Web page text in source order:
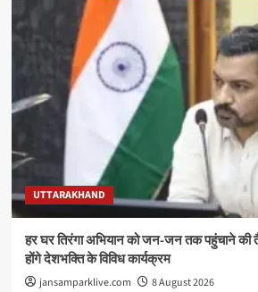
UTTARAKHAND
हर घर तिरंगा अभियान को जन-जन तक पहुंचाने
होंगे देशभक्ति के विविध कार्यक्रम
jansamparklive.com 8 August 2026